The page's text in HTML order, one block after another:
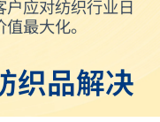
户应对纺织行业日
最大化。
织品解决